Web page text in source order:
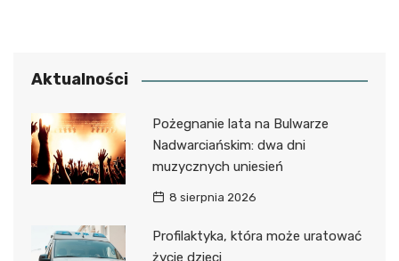
Aktualności
Pożegnanie lata na Bulwarze
Nadwarciańskim: dwa dni
muzycznych uniesień
8 sierpnia 2026
Profilaktyka, która może uratować
życie dzieci